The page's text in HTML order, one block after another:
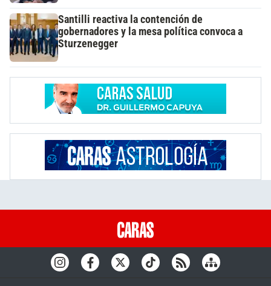
Santilli reactiva la contención de
gobernadores y la mesa política convoca a
Sturzenegger